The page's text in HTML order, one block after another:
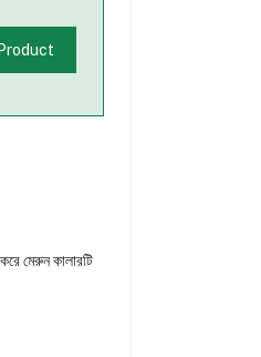
মেরুন কালারটি